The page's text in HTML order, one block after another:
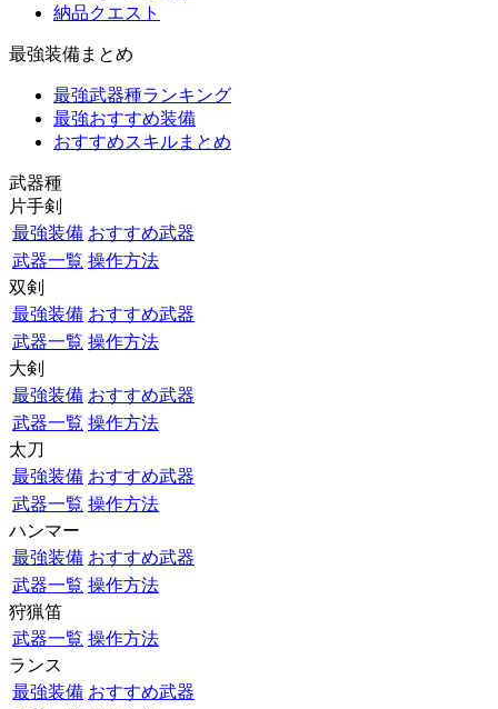
納品クエスト
最強装備まとめ
最強武器種ランキング
最強おすすめ装備
おすすめスキルまとめ
武器種
片手剣
最強装備 おすすめ武器
武器一覧 操作方法
双剣
最強装備 おすすめ武器
武器一覧 操作方法
大剣
最強装備 おすすめ武器
武器一覧 操作方法
太刀
最強装備 おすすめ武器
武器一覧 操作方法
ハンマー
最強装備 おすすめ武器
武器一覧 操作方法
狩猟笛
武器一覧 操作方法
ランス
最強装備 おすすめ武器